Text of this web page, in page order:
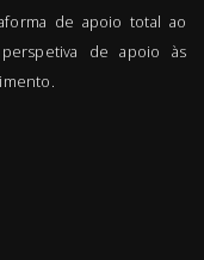
de apoio total ao
de apoio às